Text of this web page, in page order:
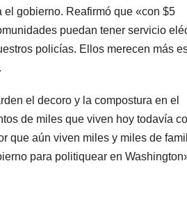
gobierno. Reafirmó que «con $5
puedan tener servicio
policías. Ellos merecen más
el decoro y la compostura en el
de miles que viven hoy todavía
que aún viven miles y miles de
para politiquear en